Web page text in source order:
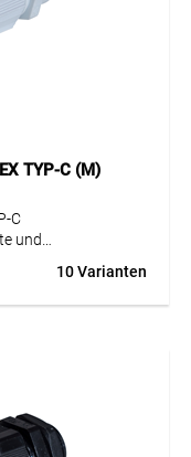
TYP-C (M)
C
und
aus
(PA), bietet
die
Obwohl sie
10 Varianten